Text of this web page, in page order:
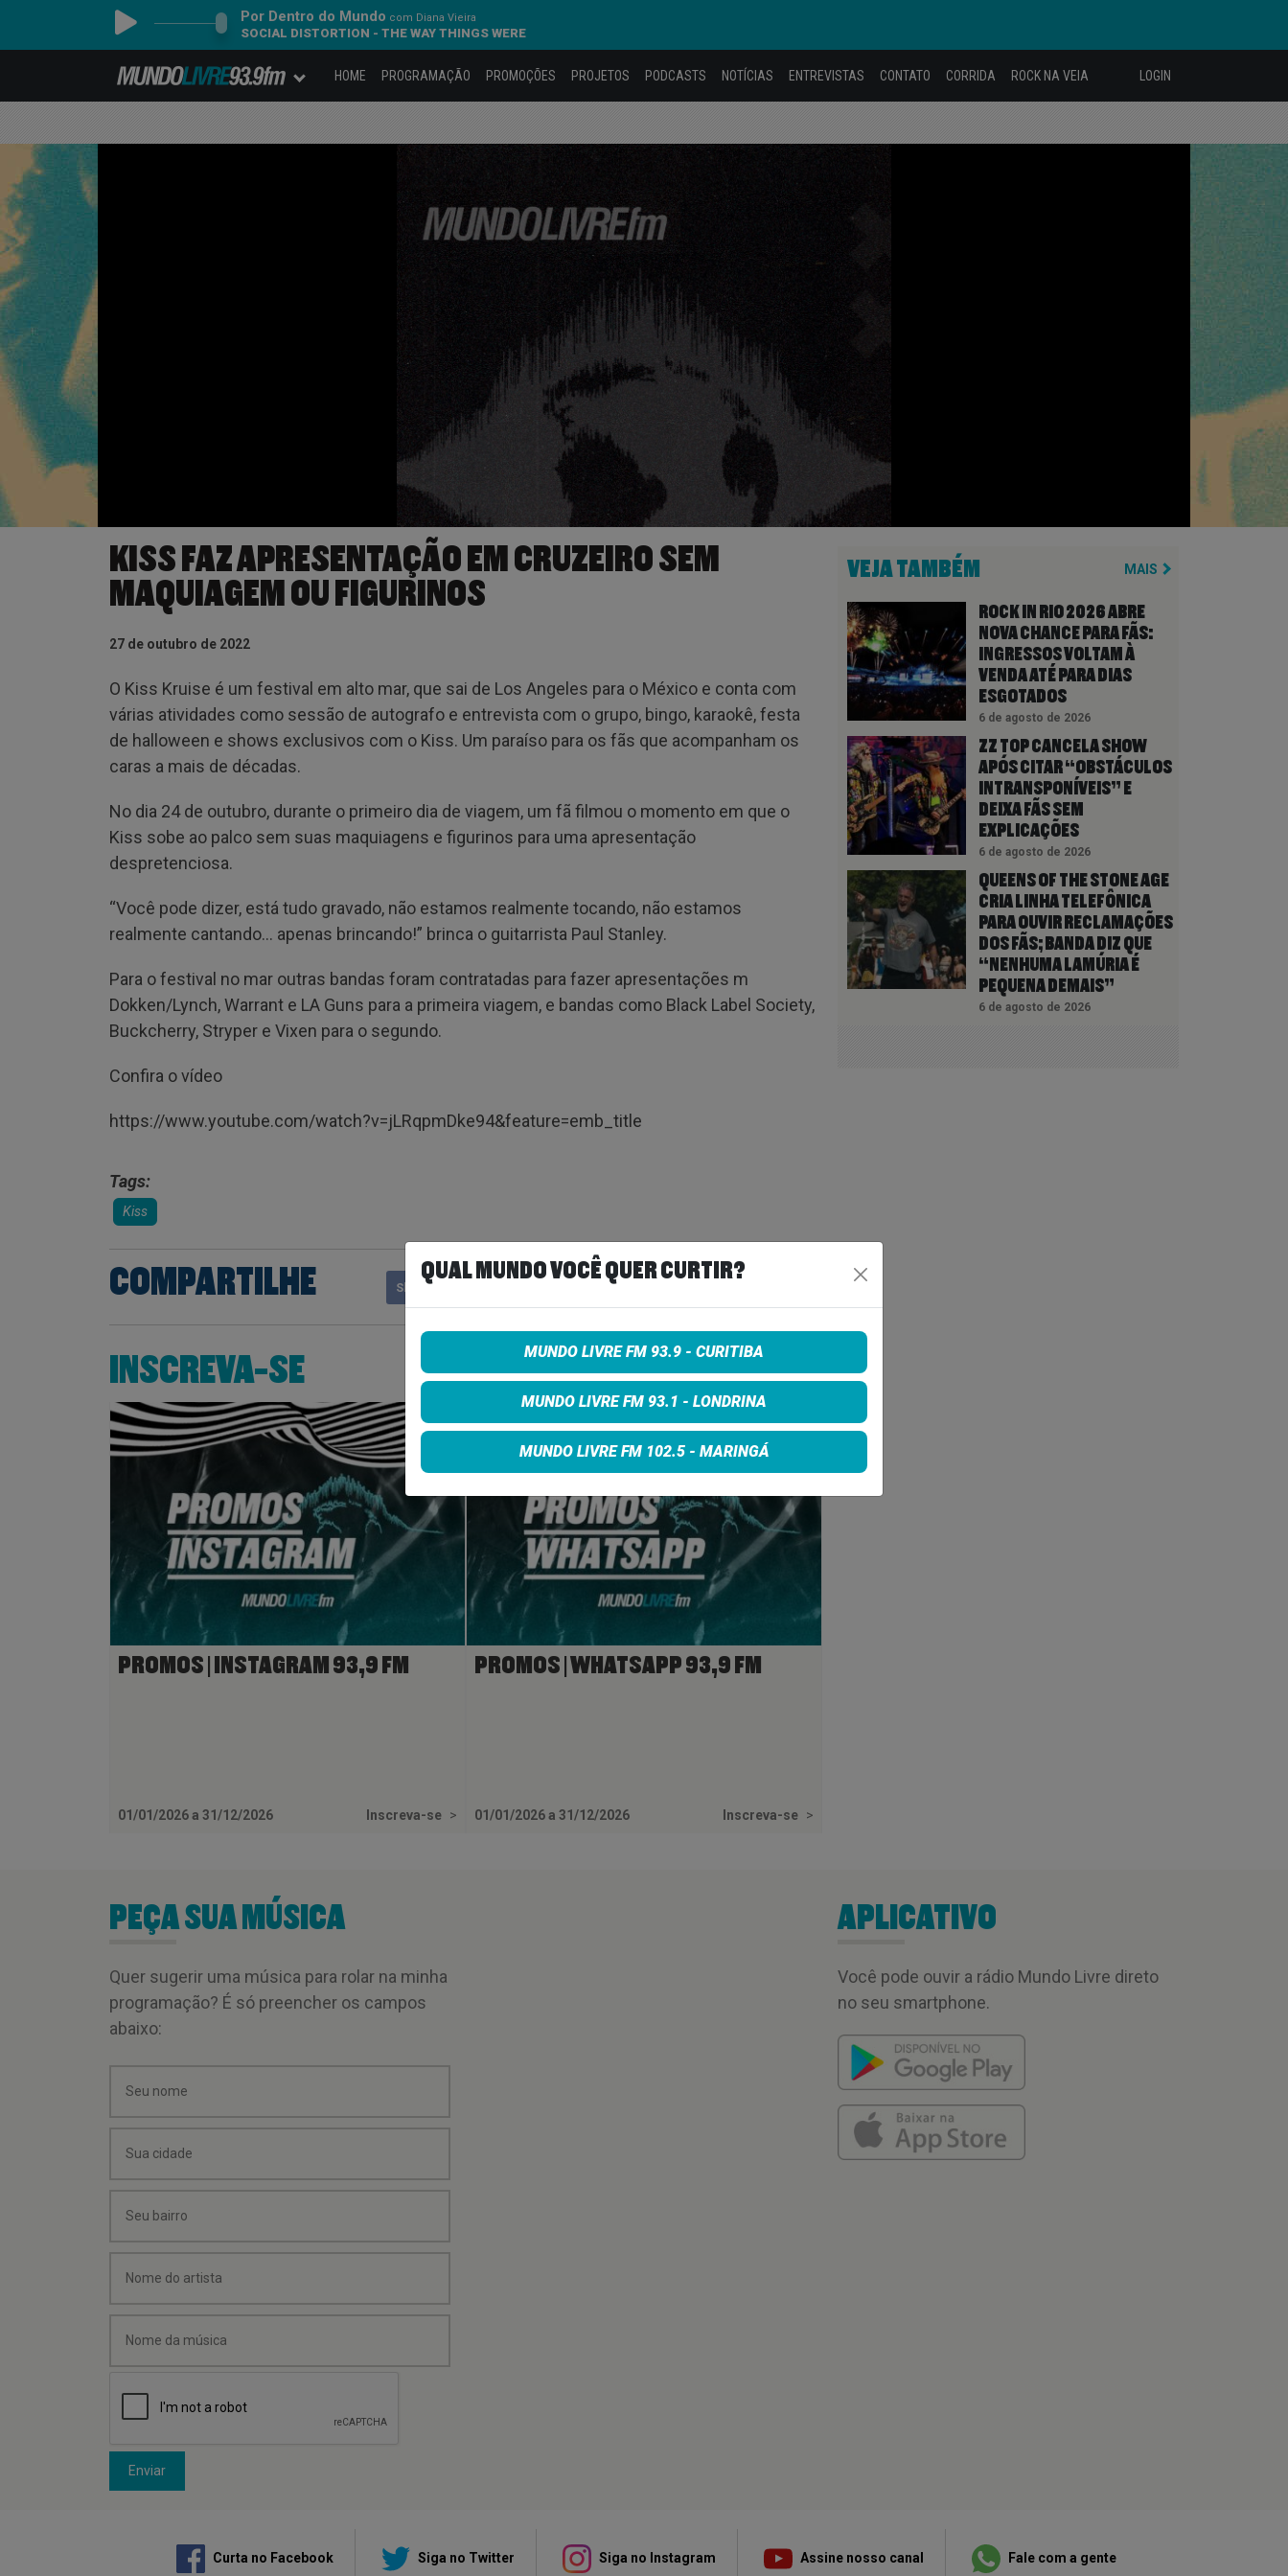
Por Dentro do Mundo com Diana Vieira
SOCIAL DISTORTION - THE WAY THINGS WERE
HOME PROGRAMAÇÃO PROMOÇÕES PROJETOS PODCASTS NOTÍCIAS ENTREVISTAS CONTATO CORRIDA ROCK NA VEIA LOGIN
KISS FAZ APRESENTAÇÃO EM CRUZEIRO SEM
MAQUIAGEM OU FIGURINOS
27 de outubro de 2022
O Kiss Kruise é um festival em alto mar, que sai de Los Angeles para o México e conta com
várias atividades como sessão de autografo e entrevista com o grupo, bingo, karaokê, festa
de halloween e shows exclusivos com o Kiss. Um paraíso para os fãs que acompanham os
caras a mais de décadas.
No dia 24 de outubro, durante o primeiro dia de viagem, um fã filmou o momento em que o
Kiss sobe ao palco sem suas maquiagens e figurinos para uma apresentação
despretenciosa.
“Você pode dizer, está tudo gravado, não estamos realmente tocando, não estamos
realmente cantando… apenas brincando!” brinca o guitarrista Paul Stanley.
Para o festival no mar outras bandas foram contratadas para fazer apresentações m
Dokken/Lynch, Warrant e LA Guns para a primeira viagem, e bandas como Black Label Society,
Buckcherry, Stryper e Vixen para o segundo.
Confira o vídeo
https://www.youtube.com/watch?v=jLRqpmDke94&feature=emb_title
Tags:
Kiss
COMPARTILHE Share on Facebook Share on Twitter
VEJA TAMBÉM MAIS
ROCK IN RIO 2026 ABRE
NOVA CHANCE PARA FÃS:
INGRESSOS VOLTAM À
VENDA ATÉ PARA DIAS
ESGOTADOS
6 de agosto de 2026
ZZ TOP CANCELA SHOW
APÓS CITAR “OBSTÁCULOS
INTRANSPONÍVEIS” E
DEIXA FÃS SEM
EXPLICAÇÕES
6 de agosto de 2026
QUEENS OF THE STONE AGE
CRIA LINHA TELEFÔNICA
PARA OUVIR RECLAMAÇÕES
DOS FÃS; BANDA DIZ QUE
“NENHUMA LAMÚRIA É
PEQUENA DEMAIS”
6 de agosto de 2026
INSCREVA-SE
PROMOS | INSTAGRAM 93,9 FM
01/01/2026 a 31/12/2026 Inscreva-se >
PROMOS | WHATSAPP 93,9 FM
01/01/2026 a 31/12/2026 Inscreva-se >
PEÇA SUA MÚSICA
Quer sugerir uma música para rolar na minha
programação? É só preencher os campos
abaixo:
Enviar
APLICATIVO
Você pode ouvir a rádio Mundo Livre direto
no seu smartphone.
Curta no Facebook Siga no Twitter Siga no Instagram Assine nosso canal Fale com a gente
QUAL MUNDO VOCÊ QUER CURTIR?
MUNDO LIVRE FM 93.9 - CURITIBA
MUNDO LIVRE FM 93.1 - LONDRINA
MUNDO LIVRE FM 102.5 - MARINGÁ